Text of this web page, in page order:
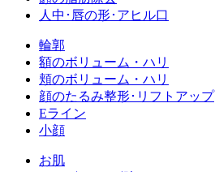
人中･唇の形･アヒル口
輪郭
額のボリューム・ハリ
頬のボリューム・ハリ
顔のたるみ整形･リフトアップ
Eライン
小顔
お肌